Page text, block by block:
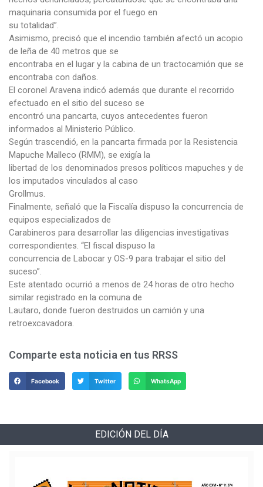
maquinaria consumida por el fuego en
su totalidad”.
Asimismo, precisó que el incendio también afectó un acopio
de leña de 40 metros que se
encontraba en el lugar y la cabina de un tractocamión que se
encontraba con daños.
El coronel Aravena indicó además que durante el recorrido
efectuado en el sitio del suceso se
encontró una pancarta, cuyos antecedentes fueron
informados al Ministerio Público.
Según trascendió, en la pancarta firmada por la Resistencia
Mapuche Malleco (RMM), se exigía la
libertad de los denominados presos políticos mapuches y de
los imputados vinculados al caso
Grollmus.
Finalmente, señaló que la Fiscalía dispuso la concurrencia de
equipos especializados de
Carabineros para desarrollar las diligencias investigativas
correspondientes. “El fiscal dispuso la
concurrencia de Labocar y OS-9 para trabajar el sitio del
suceso”.
Este atentado ocurrió a menos de 24 horas de otro hecho
similar registrado en la comuna de
Lautaro, donde fueron destruidos un camión y una
retroexcavadora.
Comparte esta noticia en tus RRSS
Facebook Twitter WhatsApp
EDICIÓN DEL DÍA